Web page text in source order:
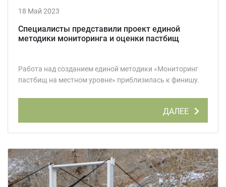
18 Май 2023
Специалисты представили проект единой
методики мониторинга и оценки пастбищ
Работа над созданием единой методики «Мониторинг
пастбищ на местном уровне» приблизилась к финишу.
ДАЛЕЕ